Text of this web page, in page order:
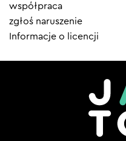
współpraca
zgłoś naruszenie
Informacje o licencji